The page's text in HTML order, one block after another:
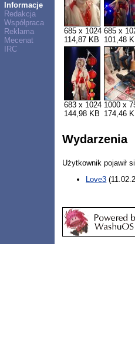
Informacje
Redakcja
Współpraca
Reklama
Mecenat
IRC
685 x 1024
114,87 KB
685 x
101,48
683 x 1024
144,98 KB
1000 x
174,46
Wydarzenia
Użytkownik pojawił
Love3